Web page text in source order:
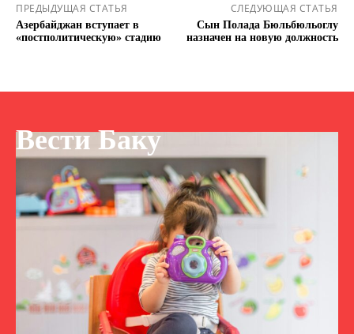
ПРЕДЫДУЩАЯ СТАТЬЯ
Азербайджан вступает в
«постполитическую» стадию
СЛЕДУЮЩАЯ СТАТЬЯ
Сын Полада Бюльбюльоглу
назначен на новую должность
Вести Баку